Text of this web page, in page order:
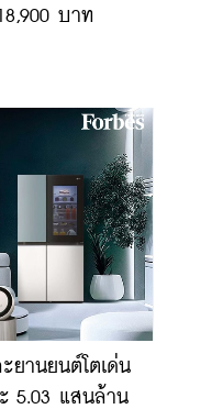
บาท
ยานยนต์โตเด่น
5.03 แสนล้าน